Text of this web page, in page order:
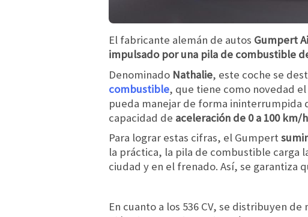
El fabricante alemán de autos Gumpert
impulsado por una pila de combustible
Denominado Nathalie, este coche se
combustible, que tiene como novedad
pueda manejar de forma ininterrumpida
capacidad de aceleración de 0 a 100 km/
Para lograr estas cifras, el Gumpert
la práctica, la pila de combustible carga
ciudad y en el frenado. Así, se garantiza
En cuanto a los 536 CV, se distribuyen